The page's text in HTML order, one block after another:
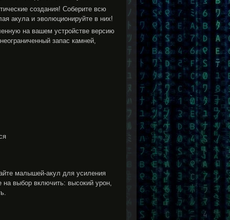
создания! Соберите всю
акула и эволюционируйте в них!
на вашем устройстве версию
запас камней,
малышей-акул для усиления
выбор включить: высокий урон,